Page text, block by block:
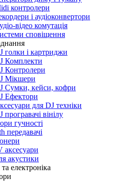
контролери
і аудіоконвертори
відео комутація
сповіщення
голки і картриджи
Комплекти
Контролери
Мікшери
Сумки, кейси, кофри
Ефектори
для DJ техніки
програвачі вінілу
гучності
передавачі
аксесуари
акустики
електроніка